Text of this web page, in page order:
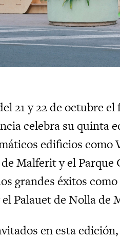
21 y 22 de octubre
celebra su quinta
edificios como
Malferit y el
grandes éxitos como
Palauet de Nolla de
en esta